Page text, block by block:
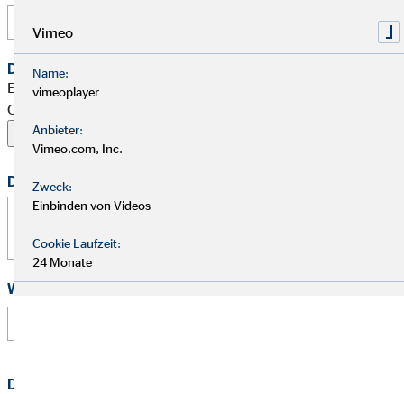
Dein Begleitschreiben
Erlaubte Formate: PDF, Word, ZIP, OpenOffice,
OpenDocument, JPG, PNG, BMP | Maximal 20 MB
Deine Nachricht
Wie hast Du von uns erfahren?
Datenschutz
Vimeo
Name:
vimeoplayer
Anbieter:
Vimeo.com, Inc.
Zweck:
Einbinden von Videos
Cookie Laufzeit:
24 Monate